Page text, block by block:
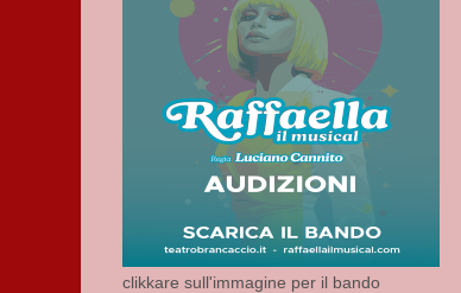
clikkare sull'immagine per il bando